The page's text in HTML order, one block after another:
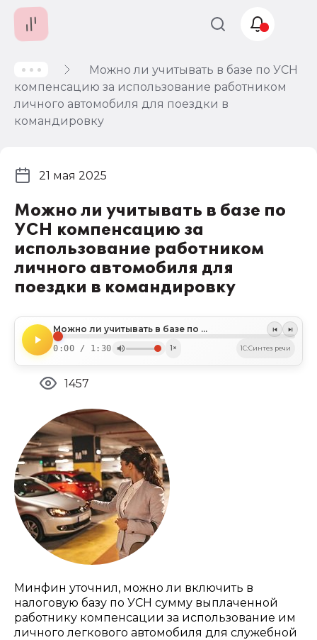
Можно ли учитывать в базе по УСН
компенсацию за использование работником
личного автомобиля для поездки в
командировку
Можно ли учитывать в базе по
УСН компенсацию за
использование работником
личного автомобиля для
поездки в командировку
Можно ли учитывать в базе по УСН компенсацию за использование работником личного автомобиля для поездки в командировку
0:00 / 1:30 1× 1C:Синтез речи
21 мая 2025
1457
Минфин уточнил, можно ли включить в
налоговую базу по УСН сумму выплаченной
работнику компенсации за использование им
личного легкового автомобиля для служебной
Учет и
налогообложение
Автоматизация